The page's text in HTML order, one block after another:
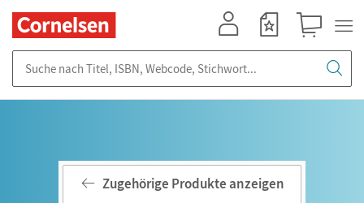
Zugehörige Produkte anzeigen